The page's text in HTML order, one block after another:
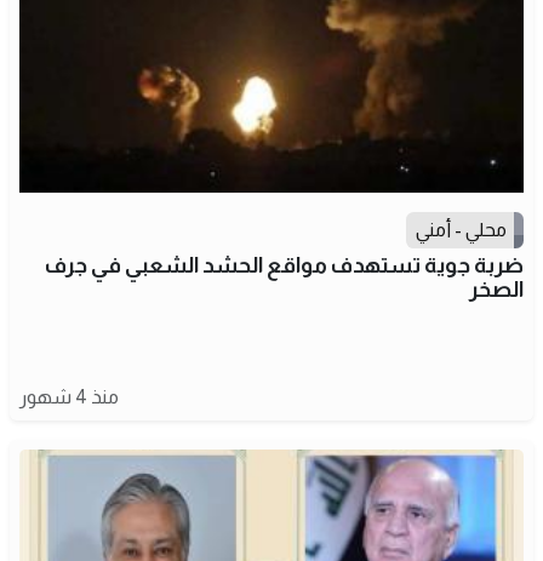
محلي - أمني
ضربة جوية تستهدف مواقع الحشد الشعبي في جرف
الصخر
منذ 4 شهور